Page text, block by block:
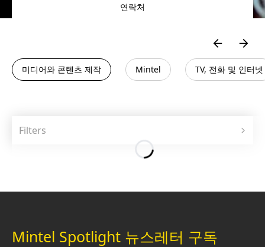
연락처
Mintel TV, 전화 및 인터넷
미디어와 콘텐츠 제작
Filters
Mintel Spotlight 뉴스레터 구독